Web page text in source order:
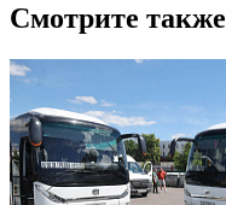
Смотрите также